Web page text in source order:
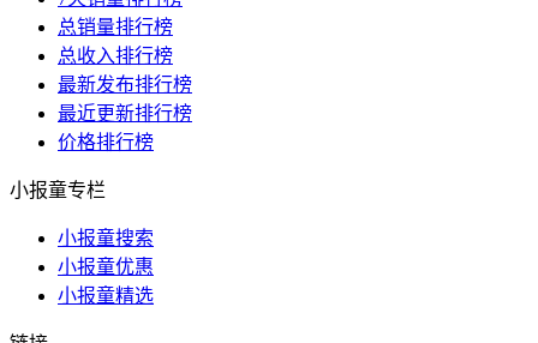
总销量排行榜
总收入排行榜
最新发布排行榜
最近更新排行榜
价格排行榜
小报童专栏
小报童搜索
小报童优惠
小报童精选